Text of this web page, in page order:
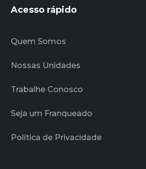
Acesso rápido
Quem Somos
Nossas Unidades
Trabalhe Conosco
Seja um Franqueado
Política de Privacidade